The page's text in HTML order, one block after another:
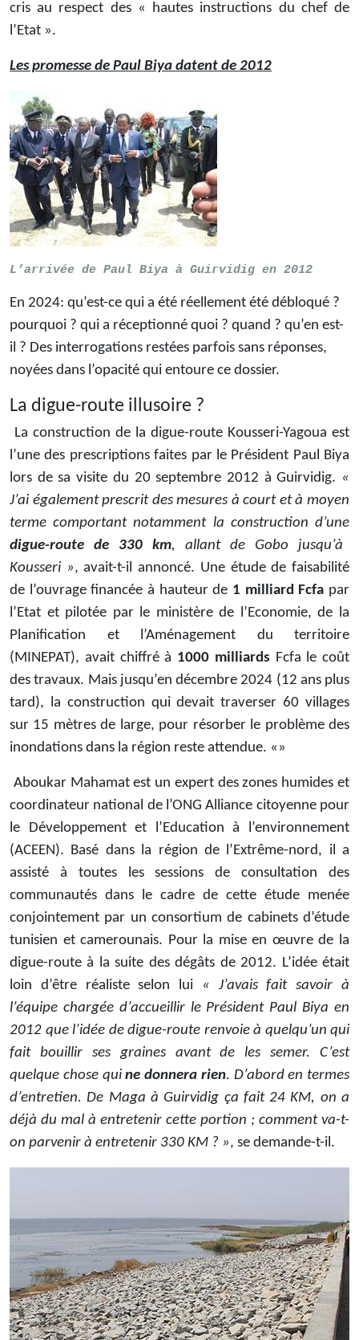
cris au respect des « hautes instructions du chef de
l’Etat ».
Les promesse de Paul Biya datent de 2012
L’arrivée de Paul Biya à Guirvidig en 2012
En 2024: qu’est-ce qui a été réellement été débloqué ?
pourquoi ? qui a réceptionné quoi ? quand ? qu’en est-
il ? Des interrogations restées parfois sans réponses,
noyées dans l’opacité qui entoure ce dossier.
La digue-route illusoire ?
La construction de la digue-route Kousseri-Yagoua est
l’une des prescriptions faites par le Président Paul Biya
lors de sa visite du 20 septembre 2012 à Guirvidig. «
J’ai également prescrit des mesures à court et à moyen
terme comportant notamment la construction d’une
digue-route de 330 km, allant de Gobo jusqu’à
Kousseri », avait-t-il annoncé. Une étude de faisabilité
de l’ouvrage financée à hauteur de 1 milliard Fcfa par
l’Etat et pilotée par le ministère de l’Economie, de la
Planification et l’Aménagement du territoire
(MINEPAT), avait chiffré à 1000 milliards Fcfa le coût
des travaux. Mais jusqu’en décembre 2024 (12 ans plus
tard), la construction qui devait traverser 60 villages
sur 15 mètres de large, pour résorber le problème des
inondations dans la région reste attendue. «»
Aboukar Mahamat est un expert des zones humides et
coordinateur national de l’ONG Alliance citoyenne pour
le Développement et l’Education à l’environnement
(ACEEN). Basé dans la région de l’Extrême-nord, il a
assisté à toutes les sessions de consultation des
communautés dans le cadre de cette étude menée
conjointement par un consortium de cabinets d’étude
tunisien et camerounais. Pour la mise en œuvre de la
digue-route à la suite des dégâts de 2012. L’idée était
loin d’être réaliste selon lui
« J’avais fait savoir à
l’équipe chargée d’accueillir le Président Paul Biya en
2012 que l’idée de digue-route renvoie à quelqu’un qui
fait bouillir ses graines avant de les semer. C’est
quelque chose quine donnera rien. D’abord en termes
d’entretien. De Maga à Guirvidig ça fait 24 KM, on a
déjà du mal à entretenir cette portion ; comment va-t-
on parvenir à entretenir 330 KM ? », se demande-t-il.